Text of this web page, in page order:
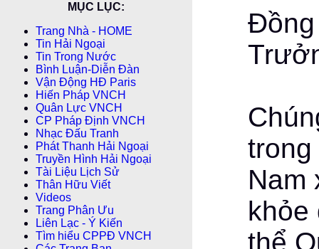
MỤC LỤC:
Trang Nhà - HOME
Tin Hải Ngoại
Tin Trong Nước
Bình Luận-Diễn Ðàn
Vận Động HĐ Paris
Hiến Pháp VNCH
Quân Lực VNCH
CP Pháp Ðịnh VNCH
Nhạc Đấu Tranh
Phát Thanh Hải Ngoại
Truyền Hình Hải Ngoại
Tài Liệu Lịch Sử
Thân Hữu Viết
Videos
Trang Phân Ưu
Liên Lạc - Ý Kiến
Tìm hiểu CPPÐ VNCH
Nam
khỏe
thể